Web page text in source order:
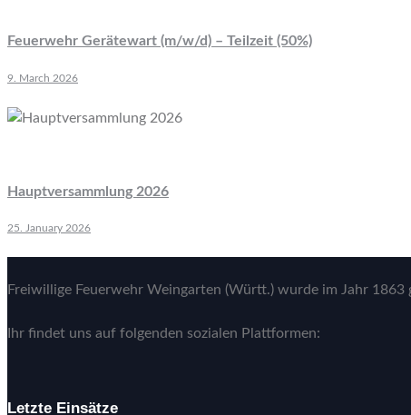
Feuerwehr Gerätewart (m/w/d) – Teilzeit (50%)
9. March 2026
Hauptversammlung 2026
25. January 2026
Freiwillige Feuerwehr Weingarten (Württ.) wurde im Jahr
Ihr findet uns auf folgenden sozialen Plattformen:
Letzte Einsätze